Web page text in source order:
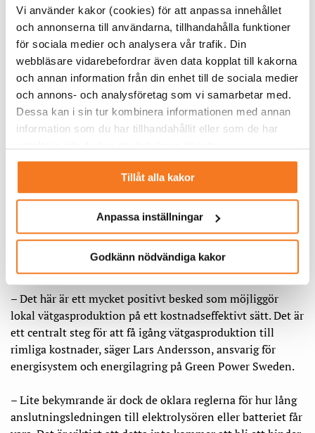
Vi använder kakor (cookies) för att anpassa innehållet
och annonserna till användarna, tillhandahålla funktioner
för sociala medier och analysera vår trafik. Din
webbläsare vidarebefordrar även data kopplat till kakorna
och annan information från din enhet till de sociala medier
och annons- och analysföretag som vi samarbetar med.
Dessa kan i sin tur kombinera informationen med annan
information som du har tillhandahållit eller som de har
Tillåt alla kakor
Anpassa inställningar
Godkänn nödvändiga kakor
Lars Andersson, Green Power Sweden.
– Det här är ett mycket positivt besked som möjliggör
lokal vätgasproduktion på ett kostnadseffektivt sätt. Det är
ett centralt steg för att få igång vätgasproduktion till
rimliga kostnader, säger Lars Andersson, ansvarig för
energisystem och energilagring på Green Power Sweden.
– Lite bekymrande är dock de oklara reglerna för hur lång
anslutningsledningen till elektrolysören eller batteriet får